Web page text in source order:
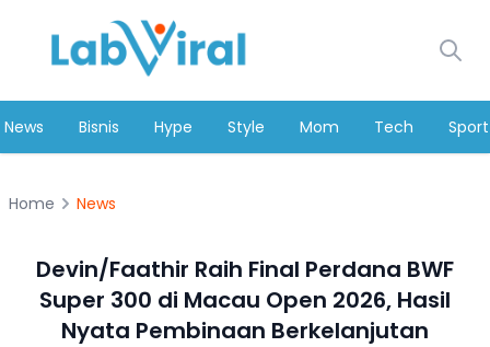
News Bisnis Hype Style Mom Tech Sport
Home News
Devin/Faathir Raih Final Perdana BWF
Super 300 di Macau Open 2026, Hasil
Nyata Pembinaan Berkelanjutan